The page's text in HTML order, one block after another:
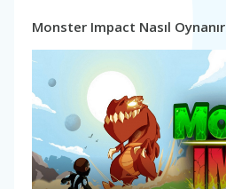
Monster Impact Nasıl Oynanır